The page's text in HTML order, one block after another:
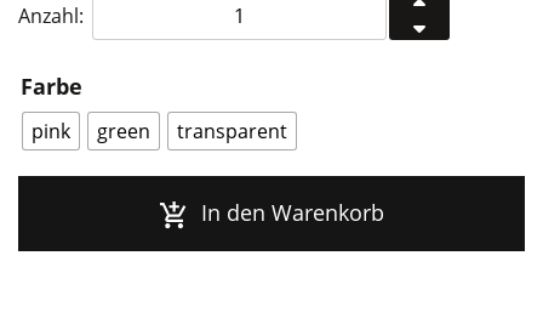
Farbe
pink green transparent
Anzahl:
-
3er
Pack
In den Warenkorb